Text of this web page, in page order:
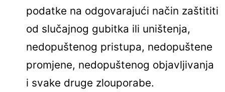
podatke na odgovarajući način zaštititi
od slučajnog gubitka ili uništenja,
nedopuštenog pristupa, nedopuštene
promjene, nedopuštenog objavljivanja
i svake druge zlouporabe.